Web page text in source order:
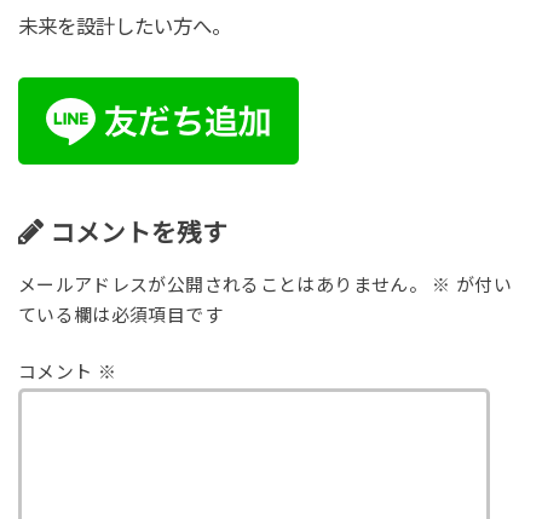
未来を設計したい方へ。
コメントを残す
メールアドレスが公開されることはありません。 ※ が付い
ている欄は必須項目です
コメント ※